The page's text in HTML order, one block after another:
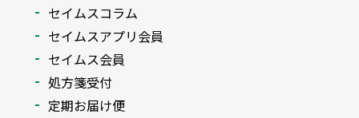
セイムスコラム
セイムスアプリ会員
セイムス会員
処方箋受付
定期お届け便